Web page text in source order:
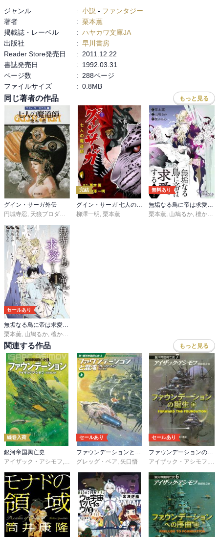
ジャンル : 小説 - ファンタジー
著者
: 栗本薫
掲載誌・レーベル
: ハヤカワ文庫JA
出版社
: 早川書房
Reader Store発売日
:
2011.12.22
書誌発売日
:
1992.03.31
ページ数
:
288ページ
ファイルサイズ
: 0.8MB
同じ著者の作品 もっと見る
グイン・サーガ外伝
円城寺忍, 天狼プロダクション
完結
グイン・サーガ 七人の魔道師
柳澤一明 , 栗本薫
無料あり
無垢なる鳥に帝は求愛する
栗本薫, 山鳩るか, 檀からん
セールあり
栗本薫 山鳩るか 檀からん
関連する作品 もっと見る
続巻入荷
銀河帝国興亡史
アイザック・アシモフ, 岡部宏之
セールあり
ファウンデーションと混沌
グレッグ・ベア, 矢口悟
セールあり
ファウンデーションの誕生
アイザック・アシモフ, 岡